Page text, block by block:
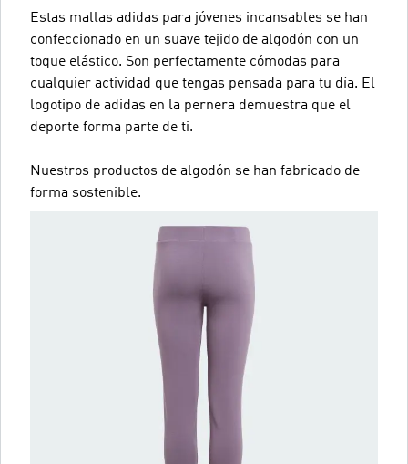
Estas mallas adidas para jóvenes incansables se han
confeccionado en un suave tejido de algodón con un
toque elástico. Son perfectamente cómodas para
cualquier actividad que tengas pensada para tu día. El
logotipo de adidas en la pernera demuestra que el
deporte forma parte de ti.
Nuestros productos de algodón se han fabricado de
forma sostenible.